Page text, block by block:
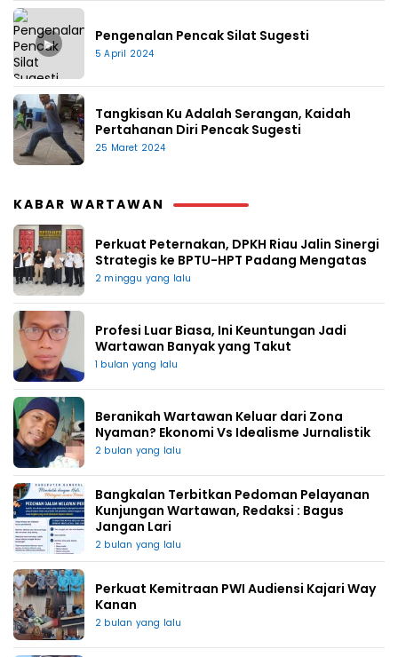
▶ Pengenalan Pencak Silat Sugesti
5 April 2024
Tangkisan Ku Adalah Serangan, Kaidah
Pertahanan Diri Pencak Sugesti
25 Maret 2024
KABAR WARTAWAN
Perkuat Peternakan, DPKH Riau Jalin Sinergi
Strategis ke BPTU-HPT Padang Mengatas
2 minggu yang lalu
Profesi Luar Biasa, Ini Keuntungan Jadi
Wartawan Banyak yang Takut
1 bulan yang lalu
Beranikah Wartawan Keluar dari Zona
Nyaman? Ekonomi Vs Idealisme Jurnalistik
2 bulan yang lalu
Bangkalan Terbitkan Pedoman Pelayanan
Kunjungan Wartawan, Redaksi : Bagus
Jangan Lari
2 bulan yang lalu
Perkuat Kemitraan PWI Audiensi Kajari Way
Kanan
2 bulan yang lalu